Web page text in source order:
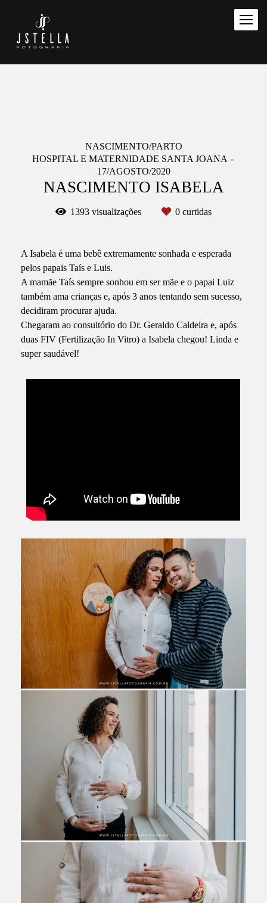
NASCIMENTO/PARTO
HOSPITAL E MATERNIDADE SANTA JOANA
17/AGOSTO/2020
NASCIMENTO ISABELA
1393 visualizações 0 curtidas
A Isabela é uma bebê extremamente sonhada e esperada
pelos papais Taís e Luis.
A mamãe Taís sempre sonhou em ser mãe e o papai Luiz
também ama crianças e, após 3 anos tentando sem sucesso,
decidiram procurar ajuda.
Chegaram ao consultório do Dr. Geraldo Caldeira e, após
duas FIV (Fertilização In Vitro) a Isabela chegou! Linda e
super saudável!